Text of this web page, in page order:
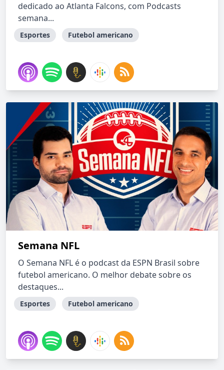
dedicado ao Atlanta Falcons, com Podcasts
semana...
Esportes Futebol americano
Semana NFL
O Semana NFL é o podcast da ESPN Brasil sobre
futebol americano. O melhor debate sobre os
destaques...
Esportes Futebol americano